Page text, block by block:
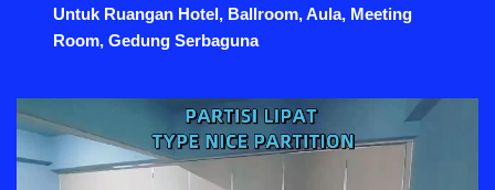
Untuk Ruangan Hotel, Ballroom, Aula, Meeting
Room, Gedung Serbaguna